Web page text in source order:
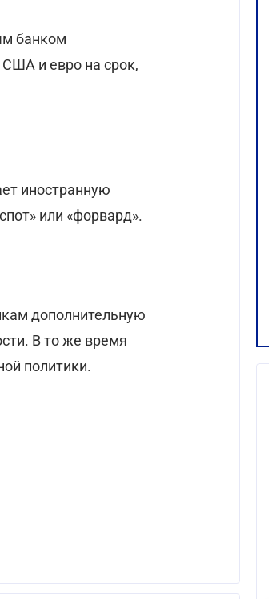
банком
США и евро на срок,
иностранную
или «форвард».
дополнительную
В то же время
политики.